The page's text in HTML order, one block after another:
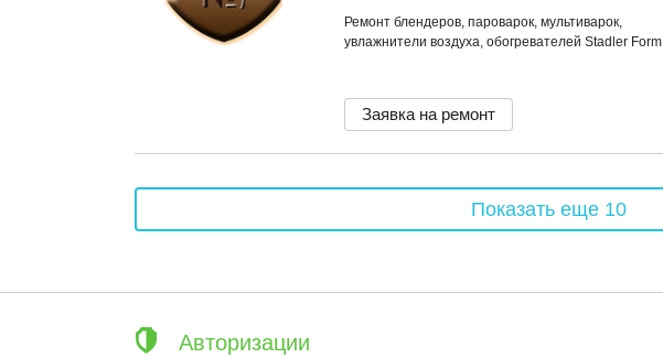
Ремонт блендеров, пароварок, мультиварок,
увлажнители воздуха, обогревателей Stadler Form
Заявка на ремонт
Показать еще 10
Авторизации